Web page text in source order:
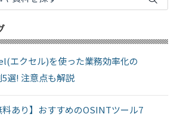
エクセル)を使った業務効率化の
5選! 注意点も解説
料あり】おすすめのOSINTツール7